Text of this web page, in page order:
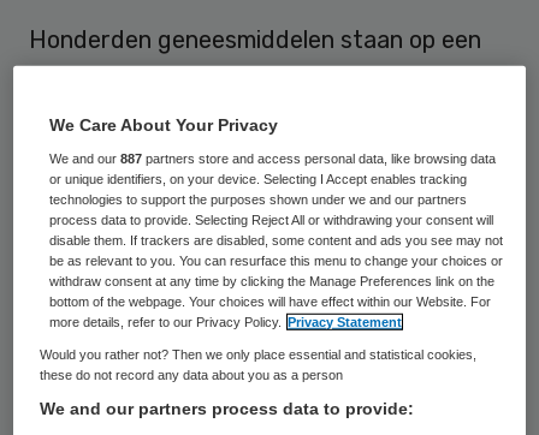
Honderden geneesmiddelen staan op een
nieuwe lijst van kritieke geneesmiddelen die
in meer of mindere mate onmisbaar zijn voor
Nederland. Minister
van Volksgezondheid Fleur Agema heeft de
lijst woensdag gedeeld met de Tweede
Kamer.
Agema wil maatregelen nemen om ervoor te
zorgen dat de middelen die op de lijst staan
beschikbaar blijven in Nederland, en heeft
We Care About Your Privacy
We and our887 partners store and access personal data, like browsing data
or unique identifiers, on your device. Selecting I Accept enables tracking
technologies to support the purposes shown under we and our partners
process data to provide. Selecting Reject All or withdrawing your consent will
disable them. If trackers are disabled, some content and ads you see may not
be as relevant to you. You can resurface this menu to change your choices or
withdraw consent at any time by clicking the Manage Preferences link on the
bottom of the webpage. Your choices will have effect within our Website. For
more details, refer to our Privacy Policy.
Privacy Statement
Would you rather not? Then we only place essential and statistical cookies,
these do not record any data about you as a person
We and our partners process data to provide: